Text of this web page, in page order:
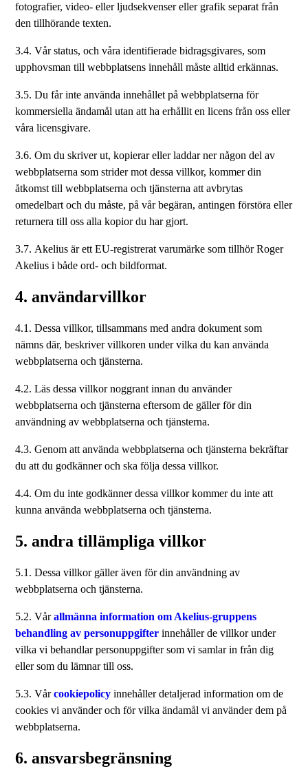
fotografier, video- eller ljudsekvenser eller grafik separat från
den tillhörande texten.
3.4. Vår status, och våra identifierade bidragsgivares, som
upphovsman till webbplatsens innehåll måste alltid erkännas.
3.5. Du får inte använda innehållet på webbplatserna för
kommersiella ändamål utan att ha erhållit en licens från oss eller
våra licensgivare.
3.6. Om du skriver ut, kopierar eller laddar ner någon del av
webbplatserna som strider mot dessa villkor, kommer din
åtkomst till webbplatserna och tjänsterna att avbrytas
omedelbart och du måste, på vår begäran, antingen förstöra eller
returnera till oss alla kopior du har gjort.
3.7. Akelius är ett EU-registrerat varumärke som tillhör Roger
Akelius i både ord- och bildformat.
4. användarvillkor
4.1. Dessa villkor, tillsammans med andra dokument som
nämns där, beskriver villkoren under vilka du kan använda
webbplatserna och tjänsterna.
4.2. Läs dessa villkor noggrant innan du använder
webbplatserna och tjänsterna eftersom de gäller för din
användning av webbplatserna och tjänsterna.
4.3. Genom att använda webbplatserna och tjänsterna bekräftar
du att du godkänner och ska följa dessa villkor.
4.4. Om du inte godkänner dessa villkor kommer du inte att
kunna använda webbplatserna och tjänsterna.
5. andra tillämpliga villkor
5.1. Dessa villkor gäller även för din användning av
webbplatserna och tjänsterna.
5.2. Vårallmänna information om Akelius-gruppens
behandling av personuppgifter innehåller de villkor under
vilka vi behandlar personuppgifter som vi samlar in från dig
eller som du lämnar till oss.
5.3. Vårcookiepolicy innehåller detaljerad information om de
cookies vi använder och för vilka ändamål vi använder dem på
webbplatserna.
6. ansvarsbegränsning